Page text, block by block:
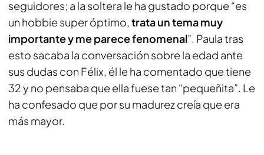
seguidores; a la soltera le ha gustado porque “es
un hobbie super óptimo, trata un tema muy
importante y me parece fenomenal”. Paula tras
esto sacaba la conversación sobre la edad ante
sus dudas con Félix, él le ha comentado que tiene
32 y no pensaba que ella fuese tan “pequeñita”. Le
ha confesado que por su madurez creía que era
más mayor.